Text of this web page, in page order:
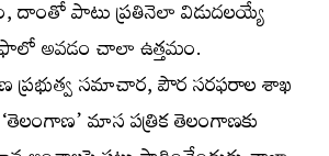
దాంతో పాటు ప్రతినెలా విడుదలయ్యే
ఫాలో అవడం చాలా ఉత్తమం.
ప్రభుత్వ సమాచార, పౌర సరఫరాల శాఖ
మాస పత్రిక తెలంగాణకు